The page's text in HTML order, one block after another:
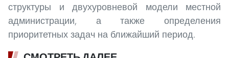
структуры и двухуровневой модели местной
администрации, а также определения
приоритетных задач на ближайший период.